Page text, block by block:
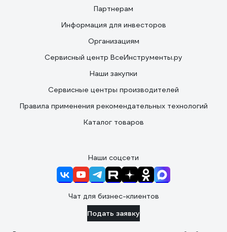
Партнерам
Информация для инвесторов
Организациям
Сервисный центр ВсеИнструменты.ру
Наши закупки
Сервисные центры производителей
Правила применения рекомендательных технологий
Каталог товаров
Наши соцсети
Чат для бизнес-клиентов
Подать заявку